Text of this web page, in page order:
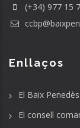
(+34) 977 15
Enllaços
El Baix Penedès
El consell